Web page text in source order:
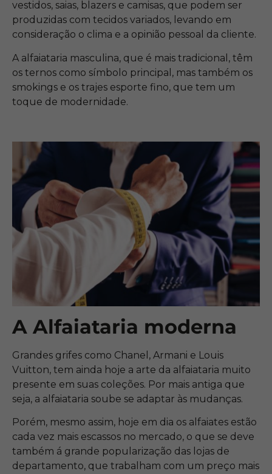
vestidos, saias, blazers e camisas, que podem ser
produzidas com tecidos variados, levando em
consideração o clima e a opinião pessoal da cliente.
A alfaiataria masculina, que é mais tradicional, têm
os ternos como símbolo principal, mas também os
smokings e os trajes esporte fino, que tem um
toque de modernidade.
A Alfaiataria moderna
Grandes grifes como Chanel, Armani e Louis
Vuitton, tem ainda hoje a arte da alfaiataria muito
presente em suas coleções. Por mais antiga que
seja, a alfaiataria soube se adaptar às mudanças.
Porém, mesmo assim, hoje em dia os alfaiates estão
cada vez mais escassos no mercado, o que se deve
também á grande popularização das lojas de
departamento, que trabalham com um preço mais